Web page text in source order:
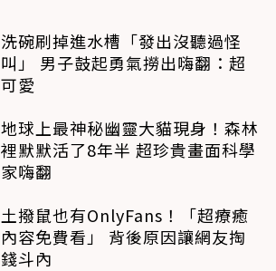
洗碗刷掉進水槽「發出沒聽過怪
叫」 男子鼓起勇氣撈出嗨翻：超
可愛
地球上最神秘幽靈大貓現身！森林
裡默默活了8年半 超珍貴畫面科學
家嗨翻
土撥鼠也有OnlyFans！「超療癒
內容免費看」 背後原因讓網友掏
錢斗內